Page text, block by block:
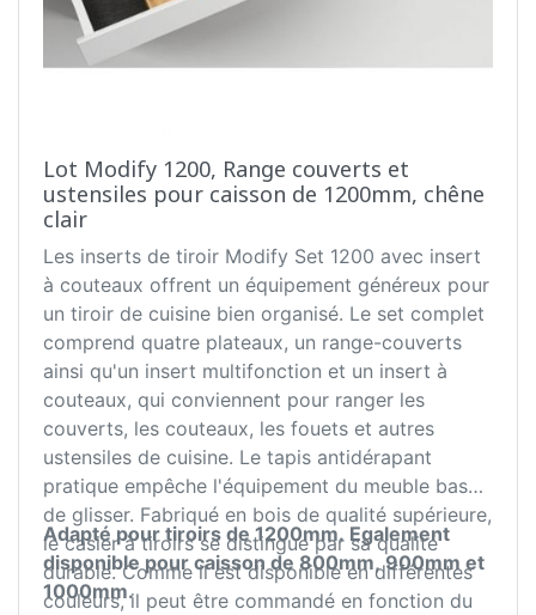
Lot Modify 1200, Range couverts et
ustensiles pour caisson de 1200mm, chêne
clair
Les inserts de tiroir Modify Set 1200 avec insert
à couteaux offrent un équipement généreux pour
un tiroir de cuisine bien organisé. Le set complet
comprend quatre plateaux, un range-couverts
ainsi qu'un insert multifonction et un insert à
couteaux, qui conviennent pour ranger les
couverts, les couteaux, les fouets et autres
ustensiles de cuisine. Le tapis antidérapant
pratique empêche l'équipement du meuble bas
de glisser. Fabriqué en bois de qualité supérieure,
le casier à tiroirs se distingue par sa qualité
durable. Comme il est disponible en différentes
couleurs, il peut être commandé en fonction du
Adapté pour tiroirs de 1200mm. Egalement
disponible pour caisson de 800mm, 900mm et
1000mm.